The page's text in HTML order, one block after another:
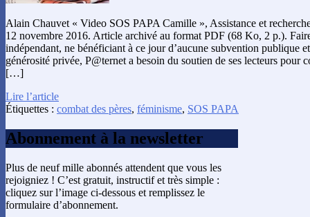
Alain Chauvet « Video SOS PAPA Camille », Assistance et
12 novembre 2016. Article archivé au format PDF (68 Ko, 2 p.).
indépendant, ne bénéficiant à ce jour d’aucune subvention publique
générosité privée, P@ternet a besoin du soutien de ses lecteurs pour
[…]
Lire l’article
Étiquettes : combat des pères, féminisme, SOS PAPA
Abonnement à la newsletter
Plus de neuf mille abonnés attendent que vous les
rejoigniez ! C’est gratuit, instructif et très simple :
cliquez sur l’image ci-dessous et remplissez le
formulaire d’abonnement.